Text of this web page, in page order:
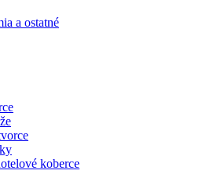
a ostatné
koberce